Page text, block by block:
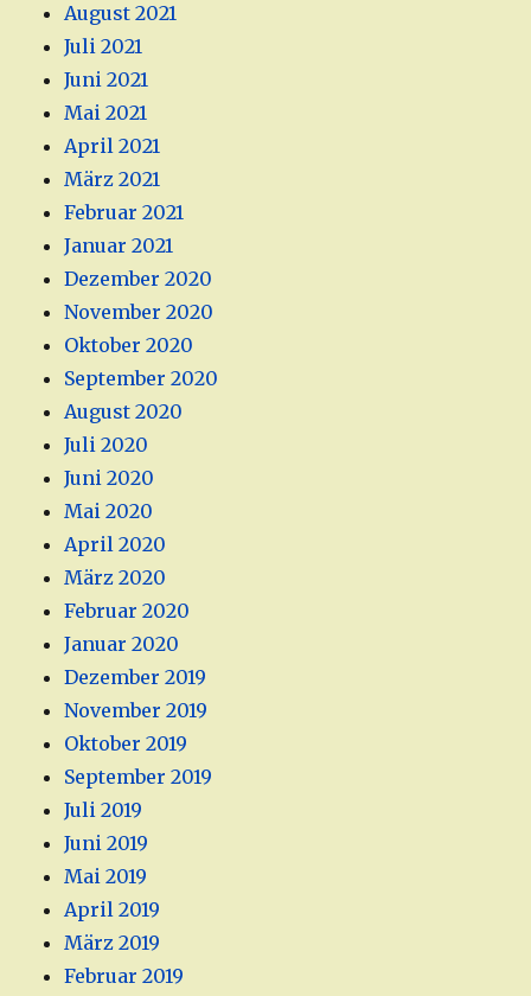
August 2021
Juli 2021
Juni 2021
Mai 2021
April 2021
März 2021
Februar 2021
Januar 2021
Dezember 2020
November 2020
Oktober 2020
September 2020
August 2020
Juli 2020
Juni 2020
Mai 2020
April 2020
März 2020
Februar 2020
Januar 2020
Dezember 2019
November 2019
Oktober 2019
September 2019
Juli 2019
Juni 2019
Mai 2019
April 2019
März 2019
Februar 2019